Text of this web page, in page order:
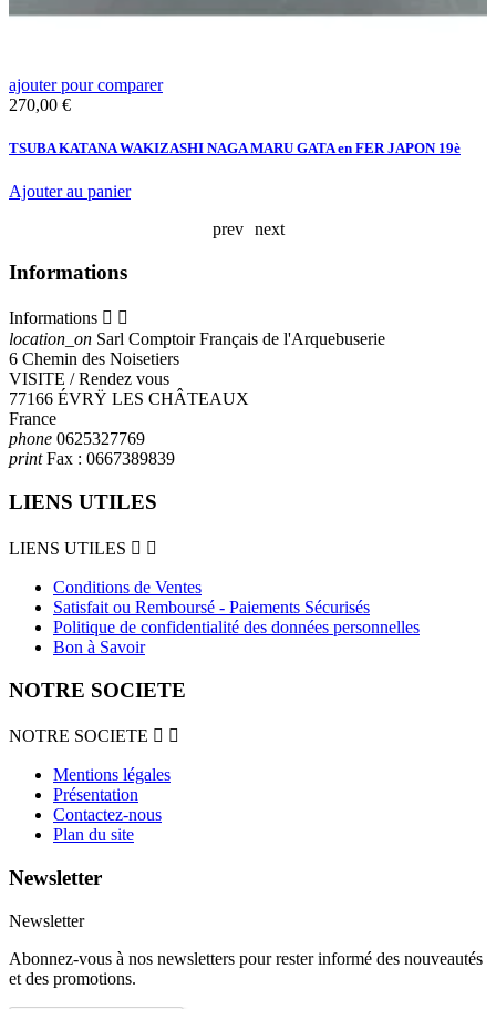
ajouter pour comparer
Prix
270,00 €
TSUBA KATANA WAKIZASHI NAGA MARU GATA en FER JAPON 19è
Ajouter au panier
prev
next
Informations
Informations  
location_on Sarl Comptoir Français de l'Arquebuserie
6 Chemin des Noisetiers
VISITE / Rendez vous
77166 ÉVRŸ LES CHÂTEAUX
France
phone 0625327769
printFax : 0667389839
LIENS UTILES
LIENS UTILES  
Conditions de Ventes
Satisfait ou Remboursé - Paiements Sécurisés
Politique de confidentialité des données personnelles
Bon à Savoir
NOTRE SOCIETE
NOTRE SOCIETE  
Mentions légales
Présentation
Contactez-nous
Plan du site
Newsletter
Newsletter
Abonnez-vous à nos newsletters pour rester informé des nouveautés
et des promotions.